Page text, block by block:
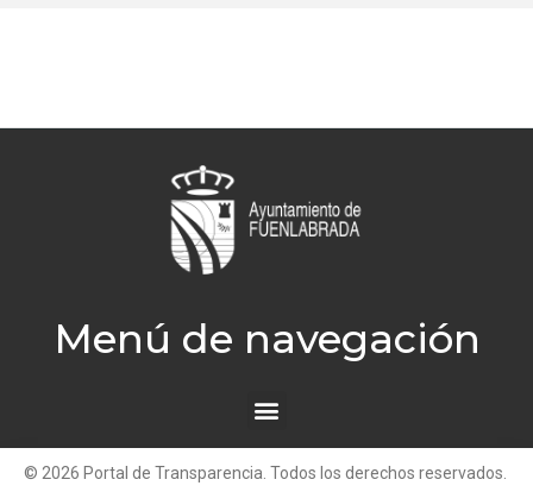
Menú de navegación
© 2026 Portal de Transparencia. Todos los derechos reservados.